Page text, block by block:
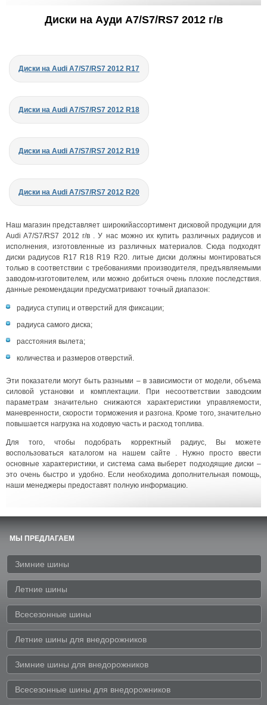
Диски на Ауди A7/S7/RS7 2012 г/в
Диски на Audi A7/S7/RS7 2012 R17
Диски на Audi A7/S7/RS7 2012 R18
Диски на Audi A7/S7/RS7 2012 R19
Диски на Audi A7/S7/RS7 2012 R20
Наш магазин представляет широкийассортимент дисковой продукции для
Audi A7/S7/RS7 2012 г/в . У нас можно их купить различных радиусов и
исполнения, изготовленные из различных материалов. Сюда подходят
диски радиусов R17 R18 R19 R20. литые диски должны монтироваться
только в соответствии с требованиями производителя, предъявляемыми
заводом-изготовителем, или можно добиться очень плохие последствия.
данные рекомендации предусматривают точный диапазон:
радиуса ступиц и отверстий для фиксации;
радиуса самого диска;
расстояния вылета;
количества и размеров отверстий.
Эти показатели могут быть разными – в зависимости от модели, объема
силовой установки и комплектации. При несоответствии заводским
параметрам значительно снижаются характеристики управляемости,
маневренности, скорости торможения и разгона. Кроме того, значительно
повышается нагрузка на ходовую часть и расход топлива.
Для того, чтобы подобрать корректный радиус, Вы можете
воспользоваться каталогом на нашем сайте . Нужно просто ввести
основные характеристики, и система сама выберет подходящие диски –
это очень быстро и удобно. Если необходима дополнительная помощь,
наши менеджеры предоставят полную информацию.
МЫ ПРЕДЛАГАЕМ
Зимние шины
Летние шины
Всесезонные шины
Летние шины для внедорожников
Зимние шины для внедорожников
Всесезонные шины для внедорожников